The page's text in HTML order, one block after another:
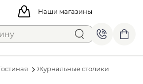
Наши магазины
Журнальные столики